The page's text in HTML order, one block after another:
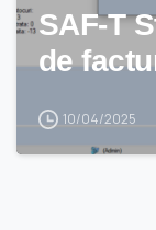
SAF-T
de
10/04/2025